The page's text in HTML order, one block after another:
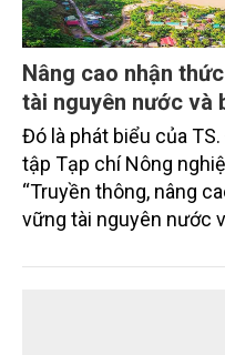
Nâng cao nhận
tài nguyên nước và
Đó là phát biểu của
tập Tạp chí Nông
“Truyền thông, nâng
vững tài nguyên nước
trường phối hợp với